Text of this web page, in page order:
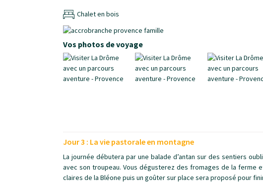
Chalet en bois
Vos photos de voyage
Jour 3 : La vie pastorale en montagne
La journée débutera par une balade d’antan sur des sentiers
avec son troupeau. Vous dégusterez des fromages de la ferme
claires de la Bléone puis un goûter sur place sera proposé pour